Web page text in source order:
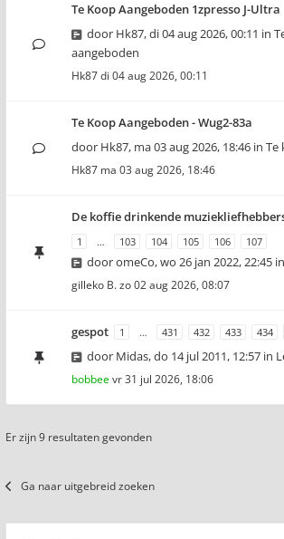
Te Koop Aangeboden 1zpresso J-Ultra
door Hk87,di 04 aug 2026, 00:11 in
aangeboden
Hk87di 04 aug 2026, 00:11
Te Koop Aangeboden - Wug2-83a
door Hk87, ma 03 aug 2026, 18:46 in Te
Hk87 ma 03 aug 2026, 18:46
De koffie drinkende
1 … 103 104 105 106 107
dooromeCo,wo 26 jan 2022, 22:45 in
gilleko B.zo 02 aug 2026, 08:07
gespot 1 … 431 432 433 434
door Midas,do 14 jul 2011, 12:57 in
bobbeevr 31 jul 2026, 18:06
Er zijn 9 resultaten gevonden
Ga naar uitgebreid zoeken